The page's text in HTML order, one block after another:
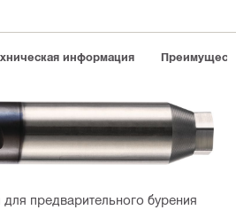
информация
предварительного бурения